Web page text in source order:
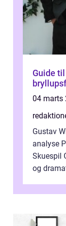
Guide
04 marts
Gustav
analyse
Skuespil
og